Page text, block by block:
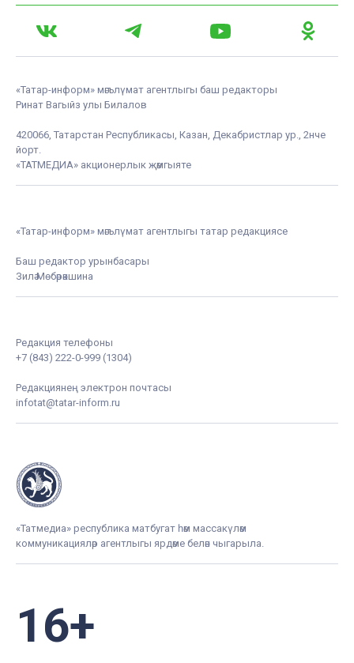
«Татар-информ» мәгълүмат агентлыгы баш редакторы
Ринат Вагыйз улы Билалов
420066, Татарстан Республикасы, Казан, Декабристлар ур., 2нче
йорт.
«ТАТМЕДИА» акционерлык җәмгыяте
«Татар-информ» мәгълүмат агентлыгы татар редакциясе
Баш редактор урынбасары
Зилә Мөбәрәкшина
Редакция телефоны
+7 (843) 222-0-999 (1304)
Редакциянең электрон почтасы
infotat@tatar-inform.ru
«Татмедиа» республика матбугат һәм массакүләм
коммуникацияләр агентлыгы ярдәме белән чыгарыла.
16+